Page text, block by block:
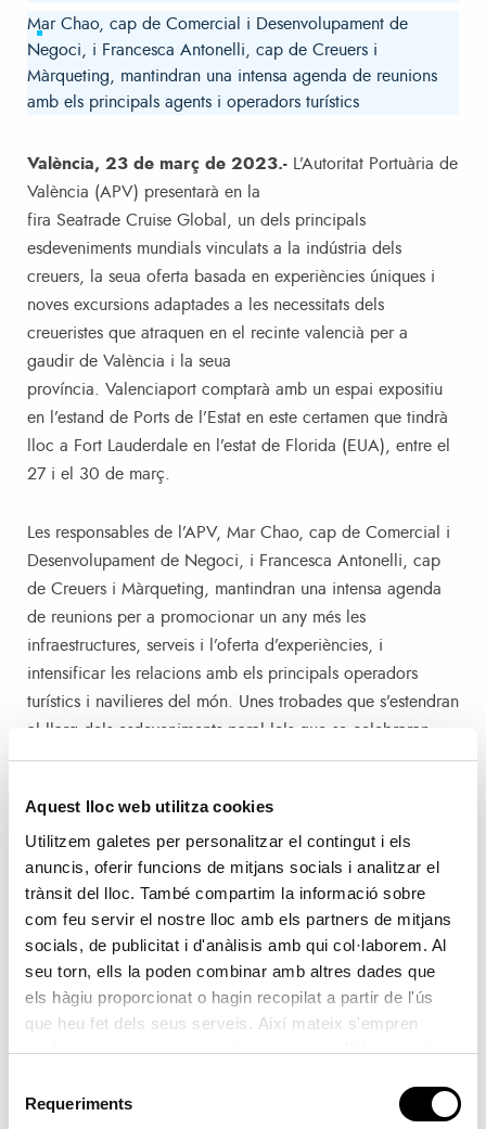
Aquest lloc web utilitza cookies
Utilitzem galetes per personalitzar el contingut i els
anuncis, oferir funcions de mitjans socials i analitzar el
trànsit del lloc. També compartim la informació sobre
com feu servir el nostre lloc amb els partners de mitjans
socials, de publicitat i d'anàlisis amb qui col·laborem. Al
seu torn, ells la poden combinar amb altres dades que
els hàgiu proporcionat o hagin recopilat a partir de l'ús
que heu fet dels seus serveis. Així mateix s'empren
cookies tècniques que resulten imprescindibles per al
acceptació.
Requeriments
Mar Chao, cap de Comercial i Desenvolupament de
Negoci, i Francesca Antonelli, cap de Creuers i
Màrqueting, mantindran una intensa agenda de reunions
amb els principals agents i operadors turístics
València, 23 de març de 2023.- L’Autoritat Portuària de
València (APV) presentarà en la
fira Seatrade Cruise Global, un dels principals
esdeveniments mundials vinculats a la indústria dels
creuers, la seua oferta basada en experiències úniques i
noves excursions adaptades a les necessitats dels
creueristes que atraquen en el recinte valencià per a
gaudir de València i la seua
província. Valenciaport comptarà amb un espai expositiu
en l’estand de Ports de l’Estat en este certamen que tindrà
lloc a Fort Lauderdale en l’estat de Florida (EUA), entre el
27 i el 30 de març.
Les responsables de l’APV, Mar Chao, cap de Comercial i
Desenvolupament de Negoci, i Francesca Antonelli, cap
de Creuers i Màrqueting, mantindran una intensa agenda
de reunions per a promocionar un any més les
infraestructures, serveis i l’oferta d’experiències, i
intensificar les relacions amb els principals operadors
turístics i navilieres del món. Unes trobades que s’estendran
al llarg dels esdeveniments paral·lels que se celebraran
eixa setmana com l’acció que organitza l’Associació
El Port de València és un recinte multinaviliera i mitjà en el
sector de creuers que s’ha posicionat com una plaça per a
navilieres especialitzades, tant en públic familiar que
arriba en grans creuers, com aquelles dirigides a un
visitant premium que atraca en els seus molls en xicotetes
embarcacions.
els municipis de la província, juntament amb la Diputació